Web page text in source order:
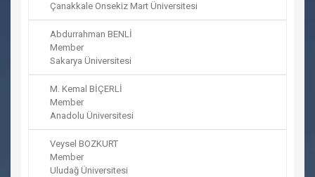
Çanakkale Onsekiz Mart Üniversitesi
Abdurrahman BENLİ
Member
Sakarya Üniversitesi
M. Kemal BİÇERLİ
Member
Anadolu Üniversitesi
Veysel BOZKURT
Member
Uludağ Üniversitesi